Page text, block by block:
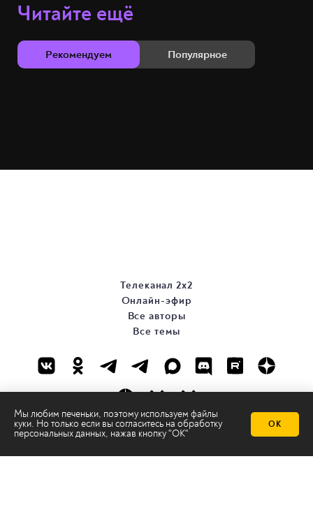
Читайте ещё
Рекомендуем Популярное
Мы любим печеньки, поэтому используем файлы
куки. Но только если вы согласитесь на обработку
персональных данных, нажав кнопку "ОК"
ОК
Телеканал 2х2
Онлайн-эфир
Все авторы
Все темы
© ООО «ТРК «2Х2», 2026
Правовая информация